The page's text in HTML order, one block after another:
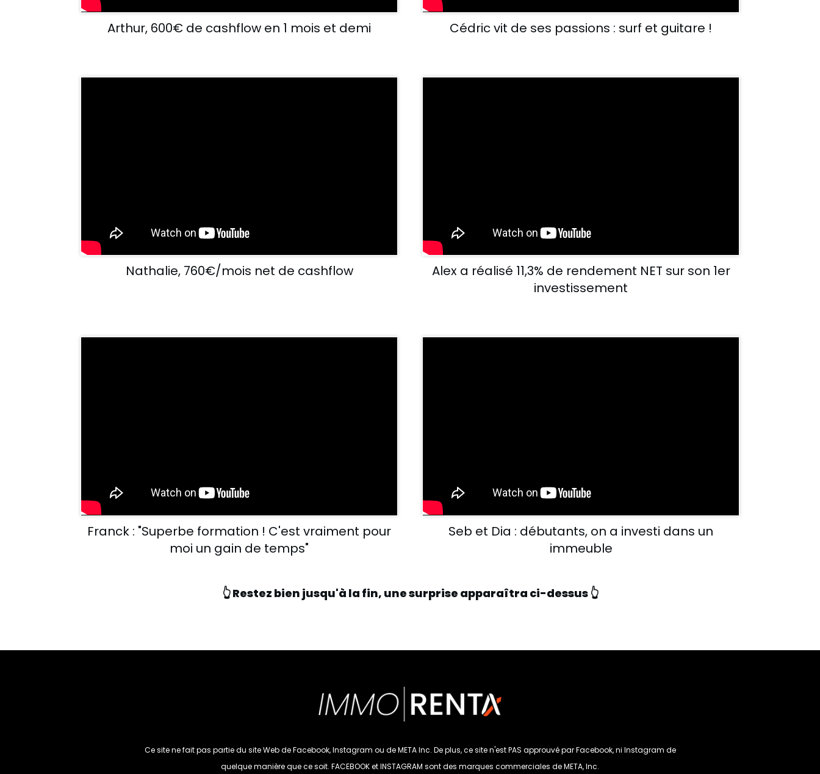
Arthur, 600€ de cashflow en 1 mois et demi Cédric vit de ses passions : surf et guitare !
Nathalie, 760€/mois net de cashflow
Alex a réalisé 11,3% de rendement NET sur son 1er
investissement
Franck : "Superbe formation ! C'est vraiment pour
moi un gain de temps"
Seb et Dia : débutants, on a investi dans un
immeuble
👆 Restez bien jusqu'à la fin, une surprise apparaîtra ci-dessus 👆
Ce site ne fait pas partie du site Web de Facebook, Instagram ou de META Inc. De plus, ce site n'est PAS approuvé par Facebook, ni Instagram de
quelque manière que ce soit. FACEBOOK et INSTAGRAM sont des marques commerciales de META, Inc.